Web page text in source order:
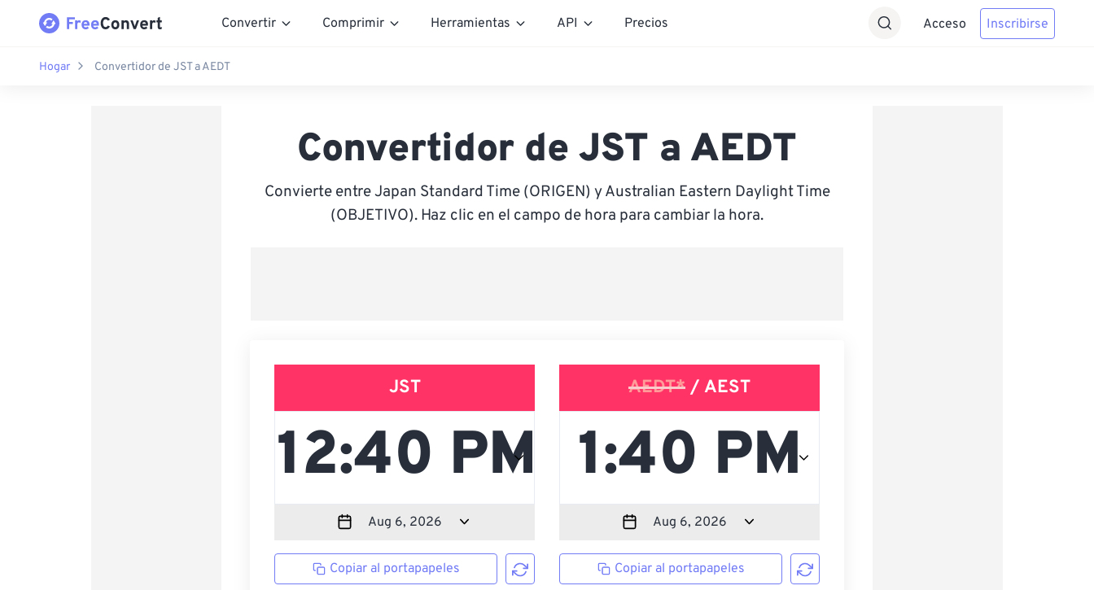
Convertir Comprimir Herramientas API Precios Acceso Inscribirse
Hogar Convertidor de JST a AEDT
Convertidor de JST a AEDT
Convierte entre Japan Standard Time (ORIGEN) y Australian Eastern Daylight Time
(OBJETIVO). Haz clic en el campo de hora para cambiar la hora.
JST
Copiar al portapapeles
AEDT* / AEST
Copiar al portapapeles